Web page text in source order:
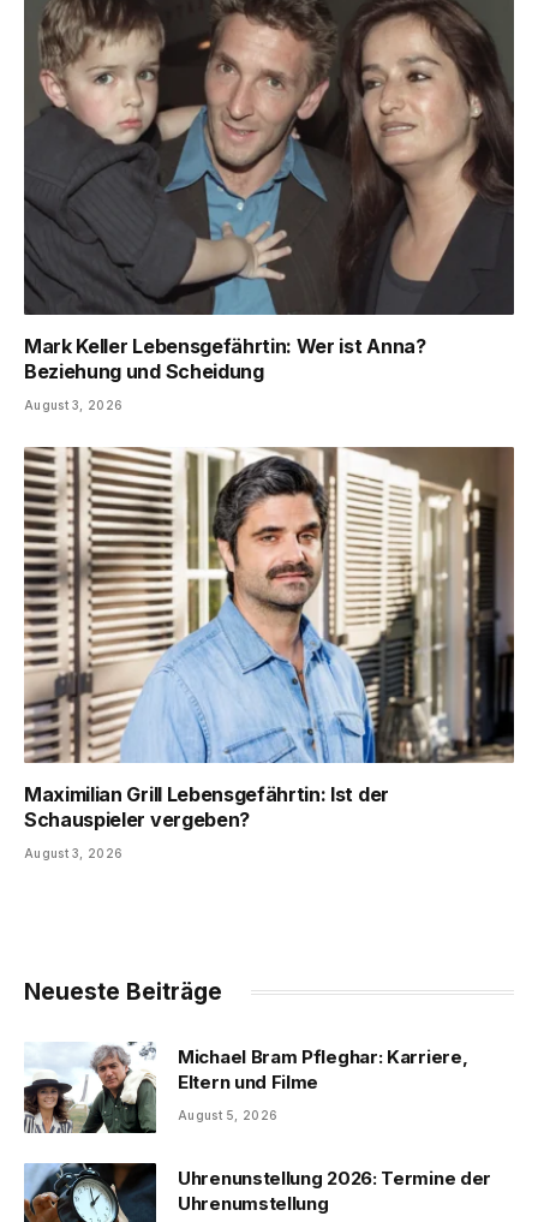
Mark Keller Lebensgefährtin: Wer ist Anna?
Beziehung und Scheidung
August 3, 2026
Maximilian Grill Lebensgefährtin: Ist der
Schauspieler vergeben?
August 3, 2026
Neueste Beiträge
Michael Bram Pfleghar: Karriere,
Eltern und Filme
August 5, 2026
Uhrenunstellung 2026: Termine der
Uhrenumstellung